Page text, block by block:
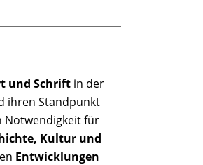
und Schrift in der
ihren Standpunkt
Notwendigkeit für
Kultur und
Entwicklungen